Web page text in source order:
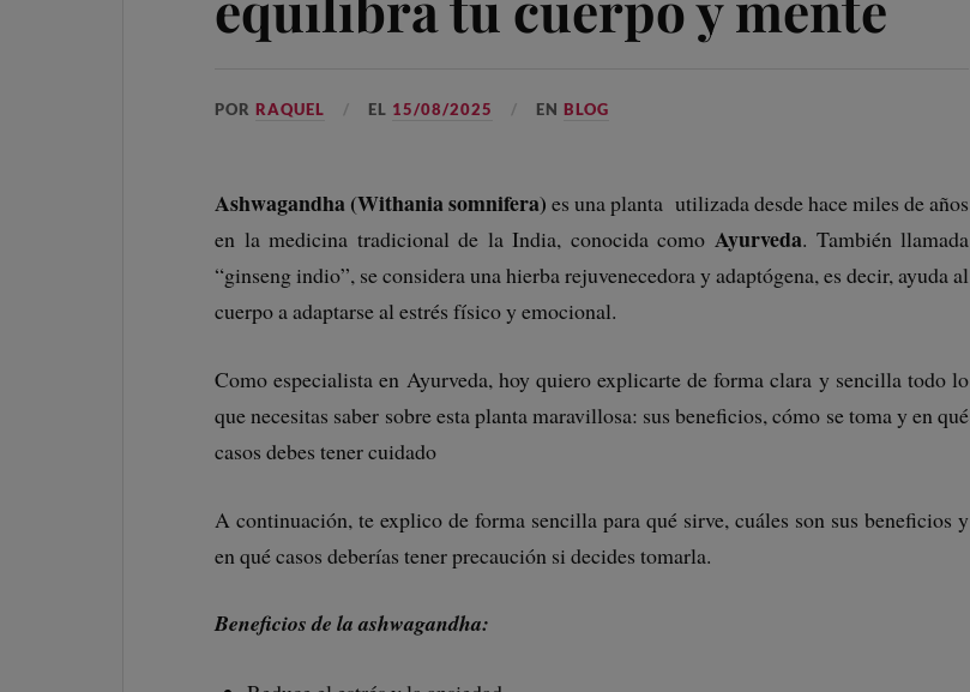
PORRAQUEL EL 15/08/2025 ENBLOG
Ashwagandha (Withania somnifera) es una planta utilizada desde hace miles de años
en la medicina tradicional de la India, conocida como Ayurveda. También llamada
“ginseng indio”, se considera una hierba rejuvenecedora y adaptógena, es decir, ayuda al
cuerpo a adaptarse al estrés físico y emocional.
Como especialista en Ayurveda, hoy quiero explicarte de forma clara y sencilla todo lo
que necesitas saber sobre esta planta maravillosa: sus beneficios, cómo se toma y en qué
casos debes tener cuidado
A continuación, te explico de forma sencilla para qué sirve, cuáles son sus beneficios y
en qué casos deberías tener precaución si decides tomarla.
Beneficios de la ashwagandha: